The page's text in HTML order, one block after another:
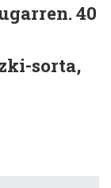
40
sorta,